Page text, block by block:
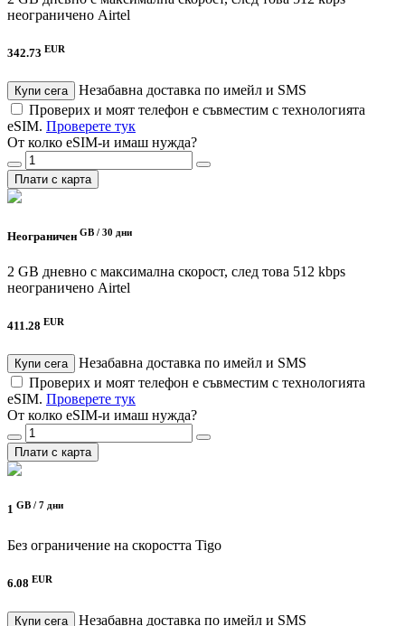
неограничено Airtel
342.73 EUR
Купи сега
Незабавна доставка по имейл и SMS
Проверих и моят телефон е съвместим с технологията
eSIM. Проверете тук
От колко eSIM-и имаш нужда?
Плати с карта
Неограничен GB / 30 дни
2 GB дневно с максимална скорост, след това 512 kbps
неограничено Airtel
411.28 EUR
Купи сега
Незабавна доставка по имейл и SMS
Проверих и моят телефон е съвместим с технологията
eSIM. Проверете тук
От колко eSIM-и имаш нужда?
Плати с карта
1 GB / 7 дни
Без ограничение на скоростта Tigo
6.08 EUR
Купи сега
Незабавна доставка по имейл и SMS